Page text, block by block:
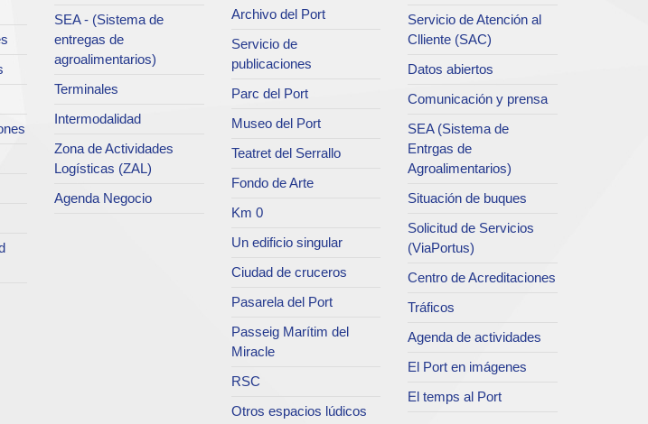
SEA - (Sistema de
entregas de
agroalimentarios)
Terminales
Intermodalidad
Zona de Actividades
Logísticas (ZAL)
Agenda Negocio
Archivo del Port
Servicio de
publicaciones
Parc del Port
Museo del Port
Teatret del Serrallo
Fondo de Arte
Km 0
Un edificio singular
Ciudad de cruceros
Pasarela del Port
Passeig Marítim del
Miracle
RSC
Otros espacios lúdicos
Servicio de Atención al
Clliente (SAC)
Datos abiertos
Comunicación y prensa
SEA (Sistema de
Entrgas de
Agroalimentarios)
Situación de buques
Solicitud de Servicios
(ViaPortus)
Centro de Acreditaciones
Tráficos
Agenda de actividades
El Port en imágenes
El temps al Port